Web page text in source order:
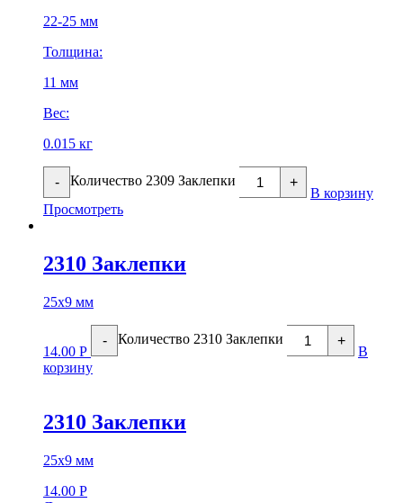
22-25 мм
Толщина:
11 мм
Вес:
0.015 кг
- Количество 2309 Заклепки +
В корзину
Просмотреть
2310 Заклепки
25х9 мм
14.00 Р
- Количество 2310 Заклепки +
В
корзину
2310 Заклепки
25х9 мм
14.00 Р